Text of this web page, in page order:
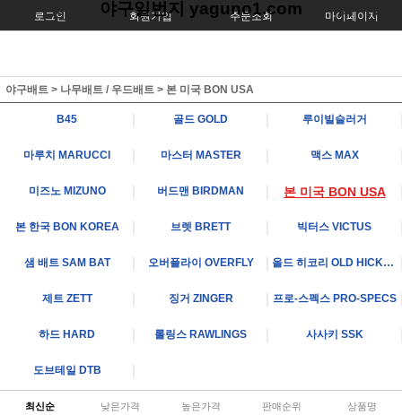
로그인 회원가입 주문조회 마이페이지
야구일번지 yaguno1.com
야구배트 > 나무배트 / 우드배트 > 본 미국 BON USA
B45 골드 GOLD 루이빌슬러거
마루치 MARUCCI 마스터 MASTER 맥스 MAX
미즈노 MIZUNO 버드맨 BIRDMAN 본 미국 BON USA
본 한국 BON KOREA 브렛 BRETT 빅터스 VICTUS
샘 배트 SAM BAT 오버플라이 OVERFLY 올드 히코리 OLD HICKORY
제트 ZETT 징거 ZINGER 프로-스펙스 PRO-SPECS
하드 HARD 롤링스 RAWLINGS 사사키 SSK
도브테일 DTB
최신순 낮은가격 높은가격 판매순위 상품명